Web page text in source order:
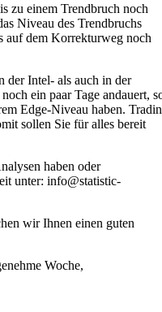
zu einem Trendbruch noch
Niveau des Trendbruchs
auf dem Korrekturweg noch
der Intel- als auch in der
ein paar Tage andauert,
Edge-Niveau haben.
sollen Sie für alles bereit
haben oder
unter: info@statistic-
wir Ihnen einen guten
Woche,